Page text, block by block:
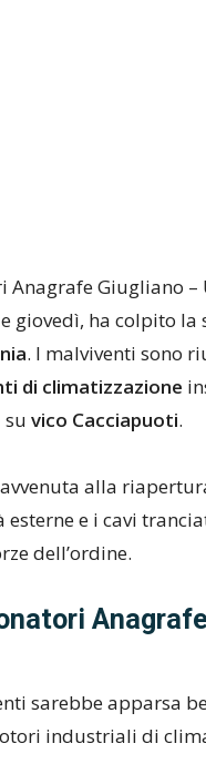
Anagrafe Giugliano
giovedì, ha colpito la
. I malviventi sono
di climatizzazione
su vico Cacciapuoti.
avvenuta alla
esterne e i cavi
dell’ordine.
sarebbe apparsa
industriali di